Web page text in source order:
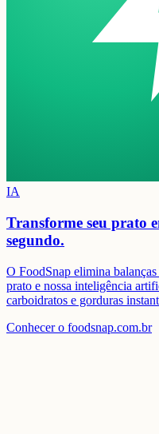
IA
Transforme seu prato
segundo.
O FoodSnap elimina
prato e nossa inteligência
carboidratos e gorduras
Conhecer o foodsnap.com.br